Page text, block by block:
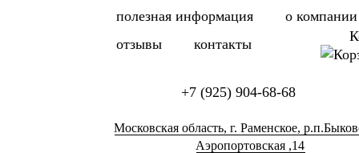
полезная информация
о компании
отзывы
контакты
+7 (925) 904-68-68
Московская область, г. Раменское,
Аэропортовская ,14